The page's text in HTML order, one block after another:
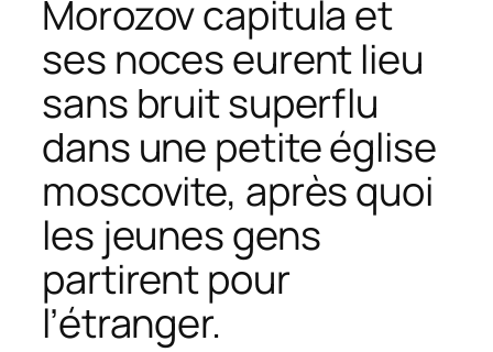
Morozov capitula et
ses noces eurent lieu
sans bruit superflu
dans une petite église
moscovite, après quoi
les jeunes gens
partirent pour
l’étranger.